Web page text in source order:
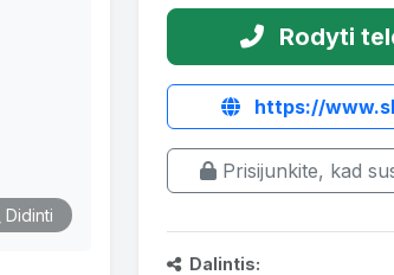
Didinti
Rodyti
https://
Prisijunkite, kad
Dalintis: